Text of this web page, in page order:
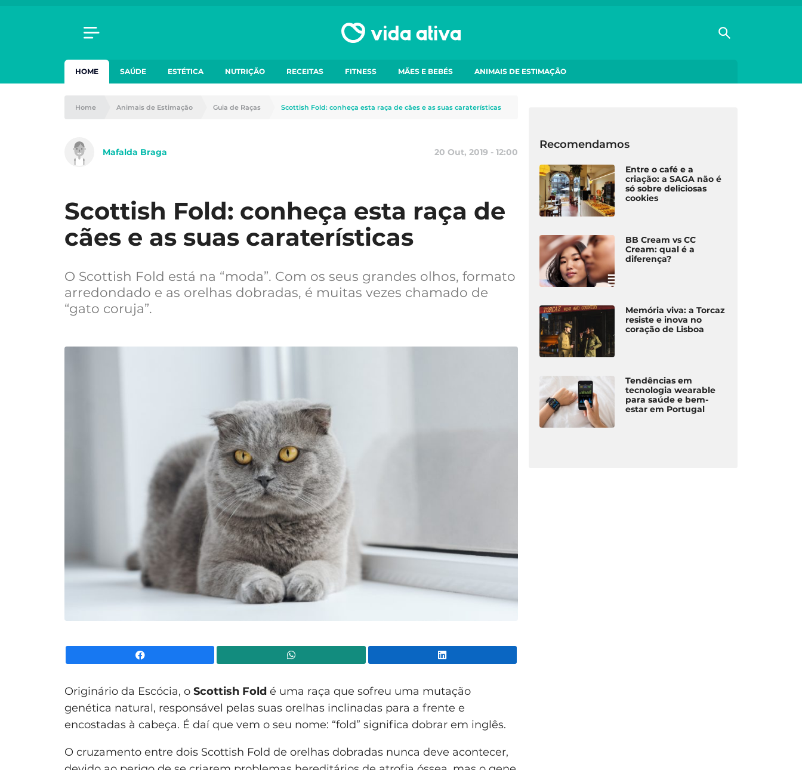
HOME SAÚDE ESTÉTICA NUTRIÇÃO RECEITAS FITNESS MÃES E BEBÉS ANIMAIS DE ESTIMAÇÃO
Home Animais de Estimação Guia de Raças Scottish Fold: conheça esta raça de cães e as suas caraterísticas
Mafalda Braga 20 Out, 2019 - 12:00
Scottish Fold: conheça esta raça de
cães e as suas caraterísticas
O Scottish Fold está na “moda”. Com os seus grandes olhos, formato
arredondado e as orelhas dobradas, é muitas vezes chamado de
“gato coruja”.
Originário da Escócia, o Scottish Fold é uma raça que sofreu uma mutação
genética natural, responsável pelas suas orelhas inclinadas para a frente e
encostadas à cabeça. É daí que vem o seu nome: “fold” significa dobrar em inglês.
O cruzamento entre dois Scottish Fold de orelhas dobradas nunca deve acontecer,
Recomendamos
Entre o café e a
criação: a SAGA não é
só sobre deliciosas
cookies
BB Cream vs CC
Cream: qual é a
diferença?
Memória viva: a Torcaz
resiste e inova no
coração de Lisboa
Tendências em
tecnologia wearable
para saúde e bem-
estar em Portugal